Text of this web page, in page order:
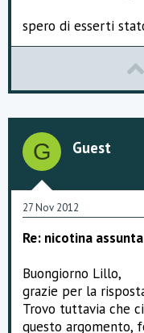
spero di esserti
G Guest
27 Nov 2012
Re: nicotina assunta
Buongiorno Lillo,
grazie per la
Trovo tuttavia che
questo argomento,